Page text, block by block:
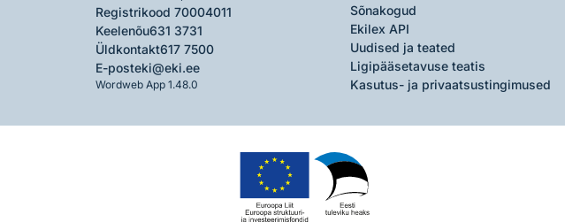
Registrikood 70004011
Keelenõu631 3731
Üldkontakt617 7500
E-posteki@eki.ee
Wordweb App 1.48.0
Sõnakogud
Ekilex API
Uudised ja teated
Ligipääsetavuse teatis
Kasutus- ja privaatsustingimused